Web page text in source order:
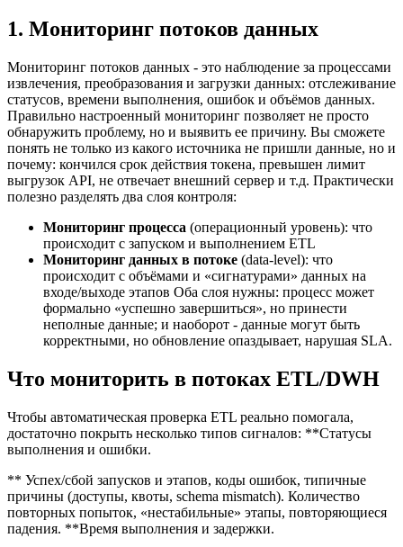
1. Мониторинг потоков данных
Мониторинг потоков данных - это наблюдение за процессами
извлечения, преобразования и загрузки данных: отслеживание
статусов, времени выполнения, ошибок и объёмов данных.
Правильно настроенный мониторинг позволяет не просто
обнаружить проблему, но и выявить ее причину. Вы сможете
понять не только из какого источника не пришли данные, но и
почему: кончился срок действия токена, превышен лимит
выгрузок API, не отвечает внешний сервер и т.д. Практически
полезно разделять два слоя контроля:
Мониторинг процесса (операционный уровень): что
происходит с запуском и выполнением ETL
Мониторинг данных в потоке (data-level): что
происходит с объёмами и «сигнатурами» данных на
входе/выходе этапов Оба слоя нужны: процесс может
формально «успешно завершиться», но принести
неполные данные; и наоборот - данные могут быть
корректными, но обновление опаздывает, нарушая SLA.
Что мониторить в потоках ETL/DWH
Чтобы автоматическая проверка ETL реально помогала,
достаточно покрыть несколько типов сигналов: **Статусы
выполнения и ошибки.
** Успех/сбой запусков и этапов, коды ошибок, типичные
причины (доступы, квоты, schema mismatch). Количество
повторных попыток, «нестабильные» этапы, повторяющиеся
падения. **Время выполнения и задержки.